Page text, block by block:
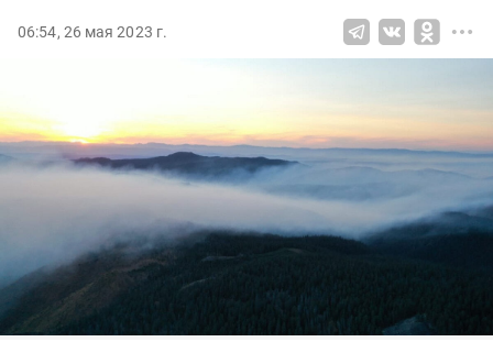
06:54, 26 мая 2023 г.